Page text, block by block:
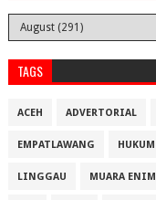
TAGS
ACEH ADVERTORIAL
EMPATLAWANG HUKUM
LINGGAU MUARA ENIM